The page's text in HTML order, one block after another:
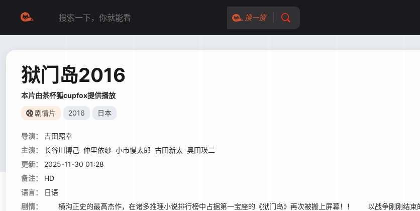
搜一搜
狱门岛2016
本片由茶杯狐cupfox提供播放
剧情片 2016 日本
导演：
吉田照幸
主演：
长谷川博己 仲里依纱 小市慢太郎 古田新太 奥田瑛二
更新：
2025-11-30 01:28
备注：
HD
语言：
日语
剧情：
横沟正史的最高杰作，在诸多推理小说排行榜中占据第一宝座的《狱门岛》再次被搬上屏幕！！ 以战争刚刚结束